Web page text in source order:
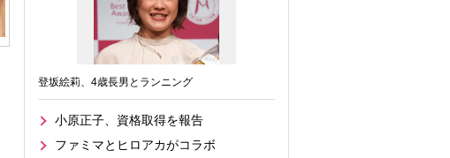
登坂絵莉、4歳長男とランニング
小原正子、資格取得を報告
ファミマとヒロアカがコラボ